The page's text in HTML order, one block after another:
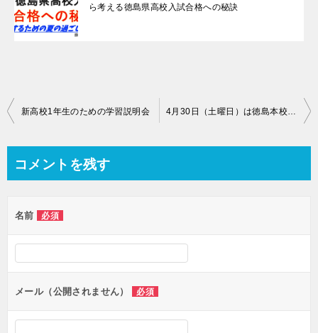
ら考える徳島県高校入試合格への秘訣
投
ビ
ー
シ
ョ
ン
新高校1年生のための学習説明会
コメントを残す
名前 必須
メール（公開されません） 必須